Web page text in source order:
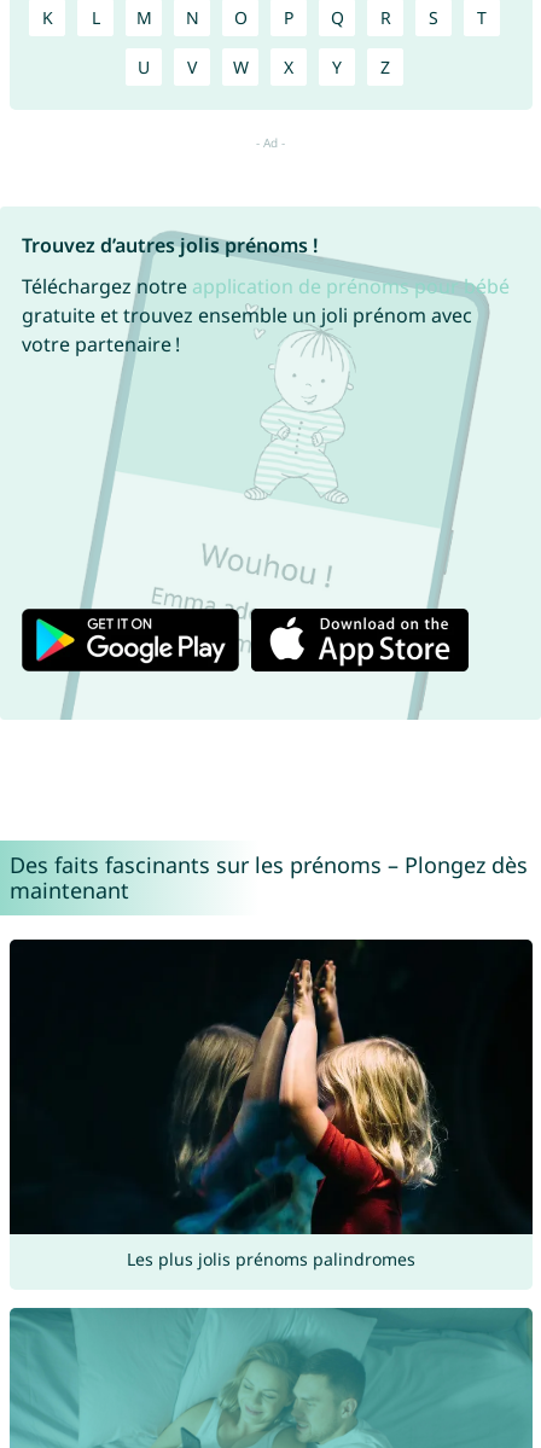
K L M N O P Q R S T
U V W X Y Z
Trouvez d’autres jolis prénoms !
Téléchargez notre application de prénoms pour bébé
gratuite et trouvez ensemble un joli prénom avec
votre partenaire !
Des faits fascinants sur les prénoms – Plongez dès
maintenant
Les plus jolis prénoms palindromes